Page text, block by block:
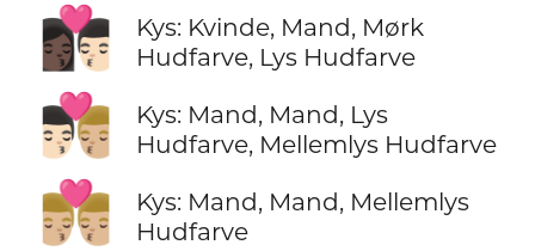
👩🏿‍❤️‍💋‍👨🏻
Kys: Kvinde, Mand, Mørk
Hudfarve, Lys Hudfarve
👨🏻‍❤️‍💋‍👨🏼
Kys: Mand, Mand, Lys
Hudfarve, Mellemlys Hudfarve
👨🏼‍❤️‍💋‍👨🏼
Kys: Mand, Mand, Mellemlys
Hudfarve